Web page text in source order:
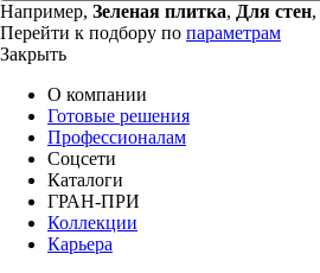
Например, Зеленая плитка, Для стен,
Перейти к подбору по параметрам
Закрыть
О компании
Готовые решения
Профессионалам
Соцсети
Каталоги
ГРАН-ПРИ
Коллекции
Карьера